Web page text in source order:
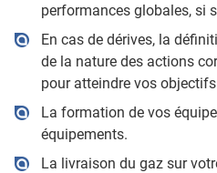
performances globales, si
En cas de dérives, la
de la nature des actions
pour atteindre vos
La formation de vos
équipements.
La livraison du gaz sur